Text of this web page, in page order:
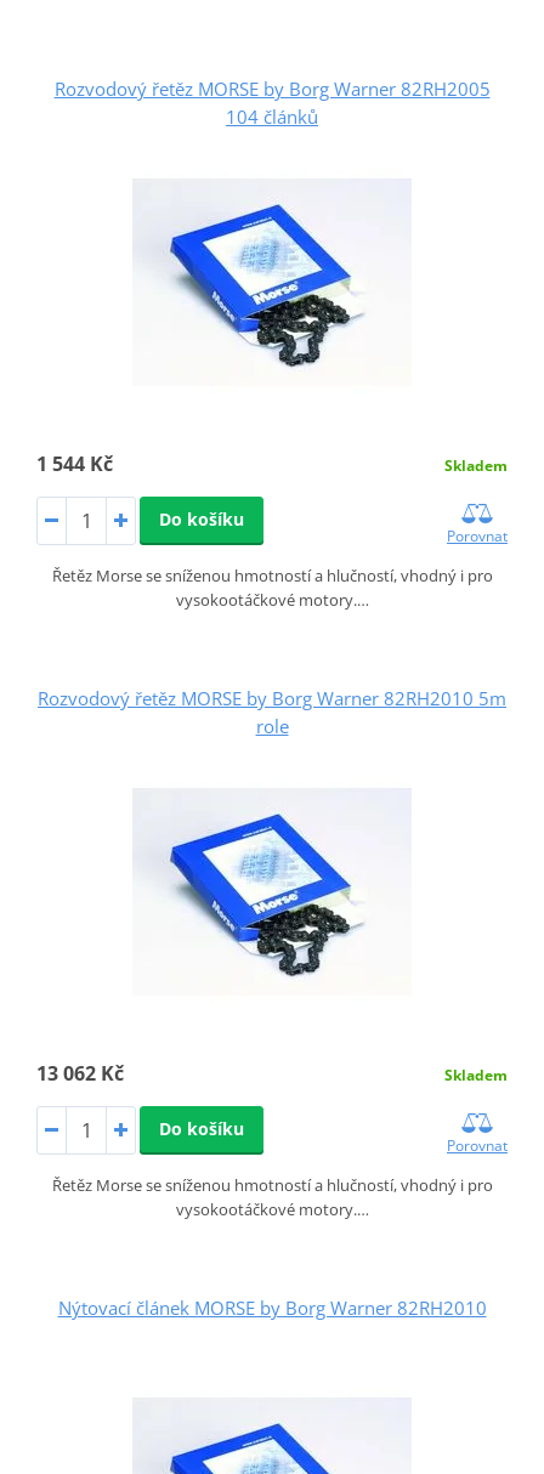
Rozvodový řetěz MORSE by Borg Warner 82RH2005
104 článků
1 544 Kč Skladem
Do košíku
Porovnat
Řetěz Morse se sníženou hmotností a hlučností, vhodný i pro
vysokootáčkové motory.…
Rozvodový řetěz MORSE by Borg Warner 82RH2010 5m
role
13 062 Kč Skladem
Do košíku
Porovnat
Řetěz Morse se sníženou hmotností a hlučností, vhodný i pro
vysokootáčkové motory.…
Nýtovací článek MORSE by Borg Warner 82RH2010